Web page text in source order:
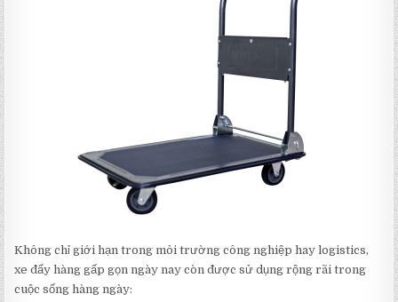
Không chỉ giới hạn trong môi trường công nghiệp hay logistics,
xe đẩy hàng gấp gọn ngày nay còn được sử dụng rộng rãi trong
cuộc sống hàng ngày: